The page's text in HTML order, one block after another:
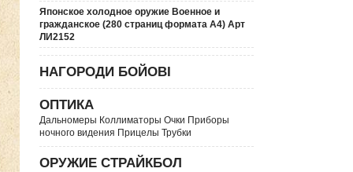
Японское холодное оружие Военное и
гражданское (280 страниц формата А4) Арт
ЛИ2152
НАГОРОДИ БОЙОВІ
ОПТИКА
Дальномеры Коллиматоры Очки Приборы
ночного видения Прицелы Трубки
ОРУЖИЕ СТРАЙКБОЛ